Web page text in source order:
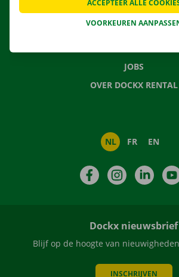
VEELGESTELDE
NIEUWS
JOBS
OVER DOCKX RENTAL
NL FR EN
FacebookInstagram
Dockx nieuwsbrief
Blijf op de hoogte van
INSCHRIJVEN
VOORKEUREN
ACCEPTEER ALLE